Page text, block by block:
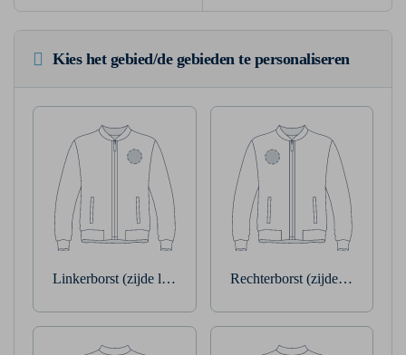
Kies het gebied/de gebieden te personaliseren
Linkerborst (zijde linkerarm) Rechterborst (zijde